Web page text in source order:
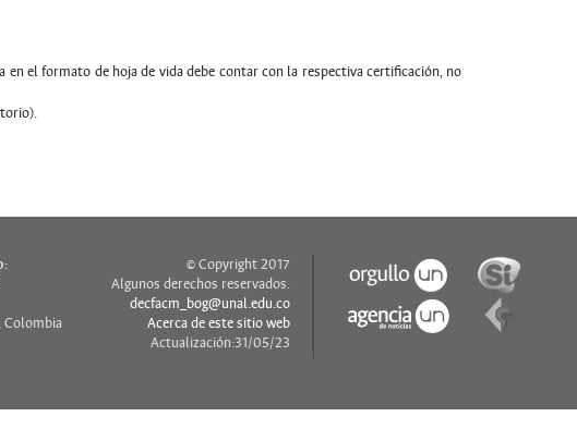
el formato de hoja de vida debe contar con la respectiva certificación, no
Colombia
© Copyright 2017
Algunos derechos reservados.
decfacm_bog@unal.edu.co
Acerca de este sitio web
Actualización:31/05/23